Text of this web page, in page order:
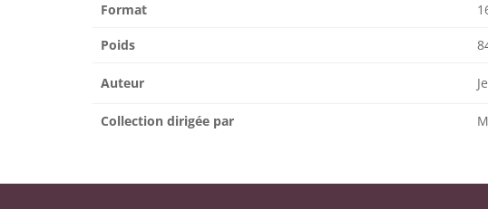
Format
Poids
Auteur
Collection dirigée par